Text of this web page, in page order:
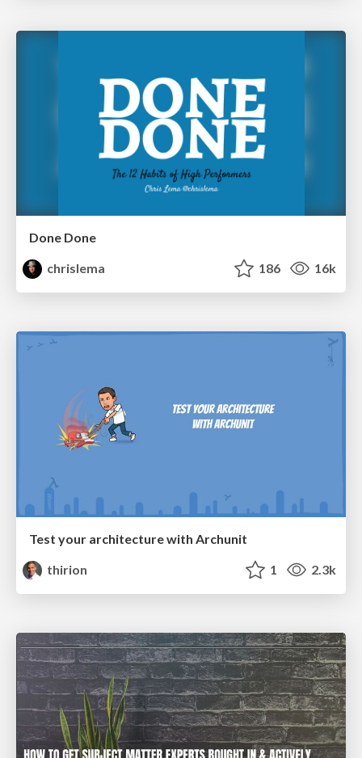
Done Done
chrislema
186 16k
Test your architecture with Archunit
thirion
1 2.3k